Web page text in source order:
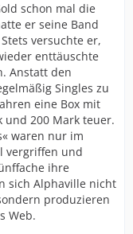
schon mal die
er seine Band
versuchte er,
enttäuschte
Anstatt den
Singles zu
eine Box mit
und 200 Mark teuer.
waren nur im
vergriffen und
ihre
sich Alphaville nicht
produzieren
Web.